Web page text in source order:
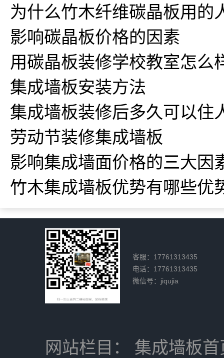
为什么竹木纤维碳晶板用的
影响碳晶板价格的因素
用碳晶板装修学校教室怎么
集成墙板安装方法
集成墙板装修后多久可以住
劳动节装修集成墙板
影响集成墙面价格的三大因
竹木集成墙板优势有哪些优
客服：17761313435
电话：17761313435
微信号：jiqujia
网站栏目： 集成墙板首